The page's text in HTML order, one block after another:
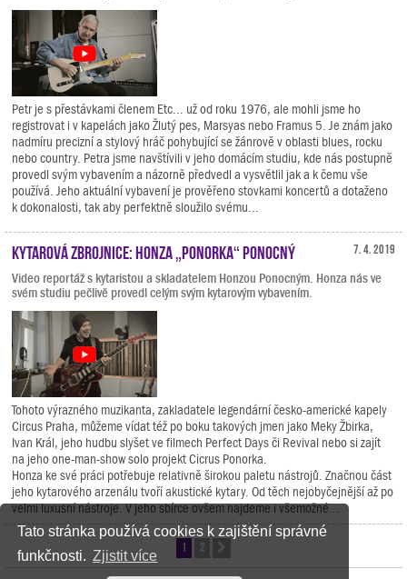
Tato stránka používá cookies k zajištění správné
funkčnosti. Zjistit více
Petr je s přestávkami členem Etc... už od roku 1976, ale mohli jsme ho
registrovat i v kapelách jako Žlutý pes, Marsyas nebo Framus 5. Je znám jako
nadmíru precizní a stylový hráč pohybující se žánrově v oblasti blues, rocku
nebo country. Petra jsme navštívili v jeho domácím studiu, kde nás postupně
provedl svým vybavením a názorně předvedl a vysvětlil jak a k čemu vše
používá. Jeho aktuální vybavení je prověřeno stovkami koncertů a dotaženo
k dokonalosti, tak aby perfektně sloužilo svému...
7. 4. 2019
Kytarová zbrojnice: Honza „Ponorka“ Ponocný
Video reportáž s kytaristou a skladatelem Honzou Ponocným. Honza nás ve
svém studiu pečlivě provedl celým svým kytarovým vybavením.
Tohoto výrazného muzikanta, zakladatele legendární česko-americké kapely
Circus Praha, můžeme vídat též po boku takových jmen jako Meky Žbirka,
Ivan Král, jeho hudbu slyšet ve filmech Perfect Days či Revival nebo si zajít
na jeho one-man-show solo projekt Cicrus Ponorka.
Honza ke své práci potřebuje relativně širokou paletu nástrojů. Značnou část
jeho kytarového arzenálu tvoří akustické kytary. Od těch nejobyčejnější až po
velmi luxusní nástroje. V jeho sbírce ovšem najdeme i všemožné...
1 2